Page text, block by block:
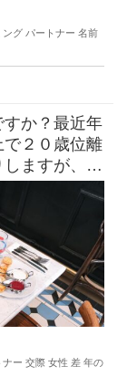
ング パートナー 名前
か？最近年
２０歳位離
ますが、お
ナー 交際 女性 差 年の